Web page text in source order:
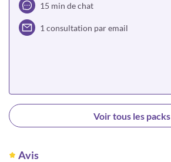
15 min de chat
1 consultation par email
Voir tous les packs
Avis